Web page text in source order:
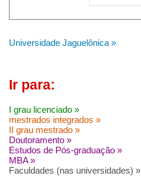
Universidade Jaguelônica »
Ir para:
I grau licenciado »
mestrados integrados »
II grau mestrado »
Doutoramento »
Estudos de Pós-graduação »
MBA »
Faculdades (nas universidades) »